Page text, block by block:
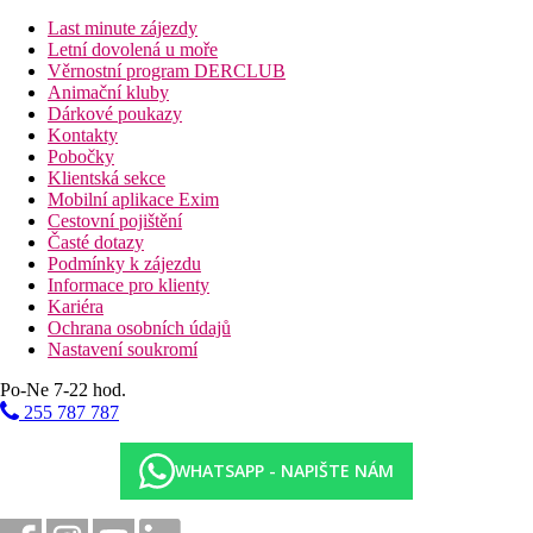
vstupní hala s recepcí
hlavní restaurace
tematické restaurace (za poplatek)
lobby bar
maurská kavárna (za poplatek)
Wi-Fi na recepci (zdarma)
obchod se suvenýry
Thalasso-terapeutické centrum
2 bazény, 1 z toho se slanou vodou, lehátka a slunečníky
zdarma, osušky oproti kauci
bazén se skluzavkami
dětský bazén
aquapark – vstup zdarma (nápoje a občerstvení není v
rámci AI)
miniklub (4–12 let zdarma)
konferenční místnost
Popis pláže
písčitá pláž se nachází v rozlehlém areálu hotelu cca 250
lehátka a slunečníky zdarma, osušky oproti kauci
plážový bar (pouze rozlévané nealko, ostatní nápoje extra)
Sportovní aktivity zdarma
Last minute zájezdy
Letní dovolená u moře
Věrnostní program DERCLUB
Animační kluby
Dárkové poukazy
Kontakty
Pobočky
Klientská sekce
Mobilní aplikace Exim
Cestovní pojištění
Časté dotazy
Podmínky k zájezdu
Informace pro klienty
Kariéra
Ochrana osobních údajů
Nastavení soukromí
Po-Ne 7-22 hod.
255 787 787
WHATSAPP - NAPIŠTE NÁM